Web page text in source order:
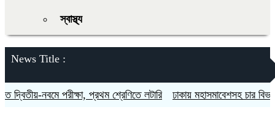
স্বাস্থ্য
News Title :
নবমে পরীক্ষা, প্রথম শ্রেণিতে লটারি ঢাকায় মহাসমাবেশসহ চার বিভাগে